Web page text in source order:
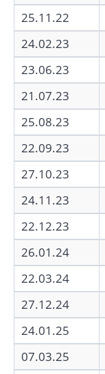
25.11.22
24.02.23
23.06.23
21.07.23
25.08.23
22.09.23
27.10.23
24.11.23
22.12.23
26.01.24
22.03.24
27.12.24
24.01.25
07.03.25